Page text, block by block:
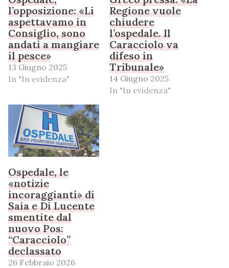
l’opposizione: «Li
aspettavamo in
Consiglio, sono
andati a mangiare
il pesce»
13 Giugno 2025
In "In evidenza"
Regione vuole
chiudere
l’ospedale. Il
Caracciolo va
difeso in
Tribunale»
14 Giugno 2025
In "In evidenza"
Ospedale, le
«notizie
incoraggianti» di
Saia e Di Lucente
smentite dal
nuovo Pos:
“Caracciolo”
declassato
26 Febbraio 2026